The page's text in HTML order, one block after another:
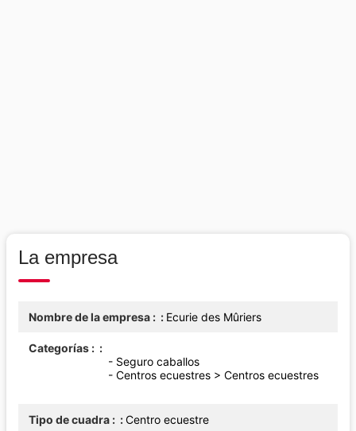
La empresa
Nombre de la empresa : Ecurie des Mûriers
Categorías :
- Seguro caballos
- Centros ecuestres > Centros ecuestres
Tipo de cuadra : Centro ecuestre